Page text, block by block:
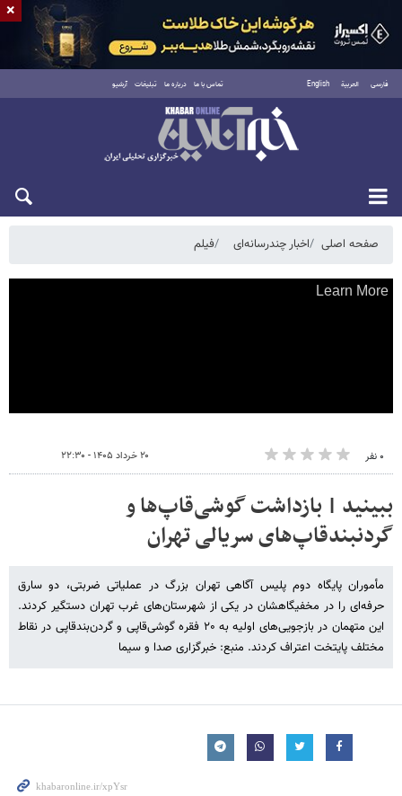
فارسی العربية English تماس با ما درباره ما تبلیغات آرشیو
شنبه ۱۷ مرداد ۱۴۰۵
صفحه اصلی اخبار چندرسانه‌ای فیلم
۰ نفر ۲۰ خرداد ۱۴۰۵ - ۲۲:۳۰
ببینید | بازداشت گوشی‌قاپ‌ها و
گردنبندقاپ‌های سریالی تهران
مأموران پایگاه دوم پلیس آگاهی تهران بزرگ در عملیاتی ضربتی، دو سارق
حرفه‌ای را در مخفیگاهشان در یکی از شهرستان‌های غرب تهران دستگیر کردند.
این متهمان در بازجویی‌های اولیه به ۲۰ فقره گوشی‌قاپی و گردن‌بندقاپی در نقاط
مختلف پایتخت اعتراف کردند. منبع: خبرگزاری صدا و سیما
×